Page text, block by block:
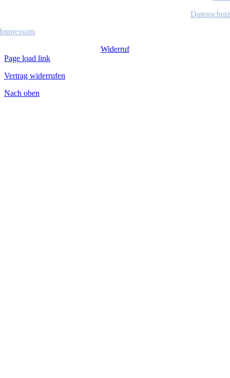
Datenschutz
Impressum
Widerruf
Page load link
Vertrag widerrufen
Nach oben